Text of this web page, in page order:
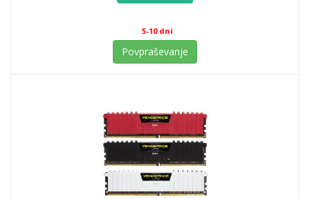
5-10 dni
Povpraševanje